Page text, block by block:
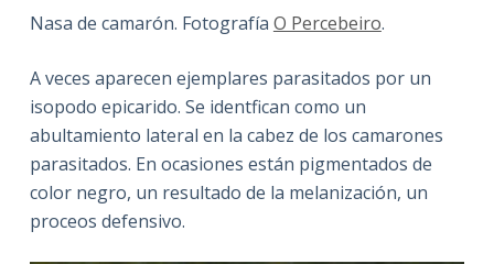
Nasa de camarón. Fotografía O Percebeiro.
A veces aparecen ejemplares parasitados por un
isopodo epicarido. Se identfican como un
abultamiento lateral en la cabez de los camarones
parasitados. En ocasiones están pigmentados de
color negro, un resultado de la melanización, un
proceos defensivo.